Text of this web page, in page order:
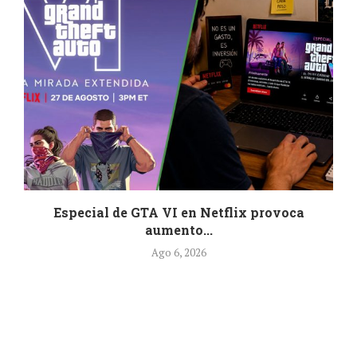
Especial de GTA VI en Netflix provoca
aumento...
Ago 6, 2026